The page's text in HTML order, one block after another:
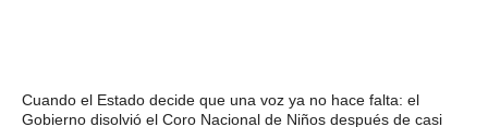
Cuando el Estado decide que una voz ya no hace falta: el
Gobierno disolvió el Coro Nacional de Niños después de casi